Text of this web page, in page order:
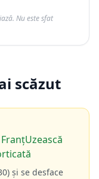
Nu este sfat
scăzut
și se desface